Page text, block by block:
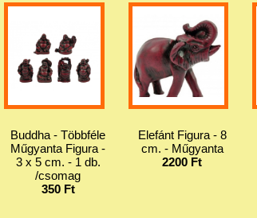
Buddha - Többféle
Műgyanta Figura -
3 x 5 cm. - 1 db.
/csomag
350 Ft
Elefánt Figura - 8
cm. - Műgyanta
2200 Ft